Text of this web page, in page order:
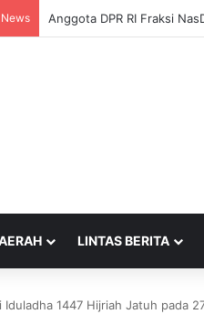
Prabowo Sedih Timnas
LINTAS BERITA
Iduladha 1447 Hijriah Jatuh pada